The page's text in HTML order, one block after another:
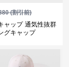
(割引前)
ャップ 通気性抜群
グキャップ